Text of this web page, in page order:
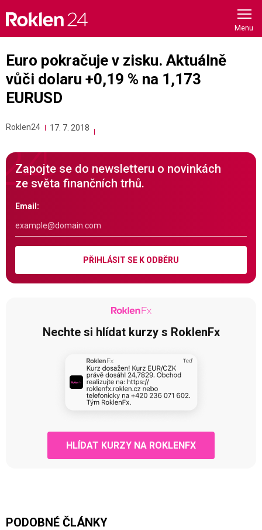
content
Euro pokračuje v zisku. Aktuálně
vůči dolaru +0,19 % na 1,173
EURUSD
Roklen24 17. 7. 2018
Zapojte se do newsletteru o novinkách
ze světa finančních trhů.
Email:
PŘIHLÁSIT SE K ODBĚRU
Nechte si hlídat kurzy s RoklenFx
HLÍDAT KURZY NA ROKLENFX
PODOBNÉ ČLÁNKY